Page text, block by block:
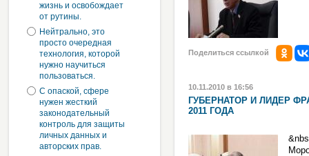
жизнь и освобождает
от рутины.
Нейтрально, это
просто очередная
технология, которой
нужно научиться
пользоваться.
С опаской, сфере
нужен жесткий
законодательный
контроль для защиты
личных данных и
авторских прав.
Поделиться ссылкой
10.11.2010 в 16:56
ГУБЕРНАТОР И ЛИДЕР
2011 ГОДА